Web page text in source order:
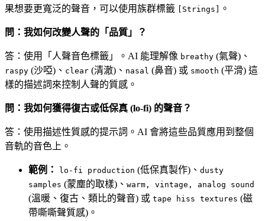
果想要更寬泛的聲音，可以使用族群標籤
[Strings] 。
問：我如何改變人聲的「品質」？
答：使用「人聲音色標籤」。AI 能理解像 breathy (氣聲)、
raspy (沙啞)、 clear (清澈)、 nasal (鼻音) 或 smooth (平滑) 這
樣的描述詞來控制人聲的質感。
問：我如何獲得復古或低保真 (lo-fi) 的聲音？
答：使用描述性質感的提示詞。AI 會將這些品質應用到整個
音軌的音色上。
範例： lo-fi production (低保真製作)、 dusty
samples (蒙塵的取樣)、 warm, vintage, analog sound
(溫暖、復古、類比的聲音) 或 tape hiss textures (磁
帶嘶嘶聲質感)。